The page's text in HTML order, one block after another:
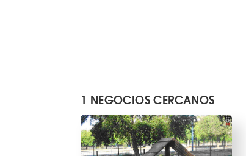
1 NEGOCIOS CERCANOS